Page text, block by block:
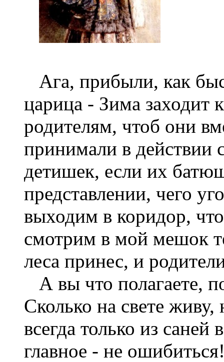
Ага, прибыли, как
царица - Зима заходит
родителям, чтоб они
принимали в действии
детишек, если их
представлении, чего
выходим в коридор,
смотрим в мой мешок
леса принес, и
А вы что полагаете,
Сколько на свете живу,
всегда только из
главное - не